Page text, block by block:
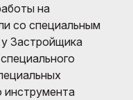
на
со специальным
Застройщика
инструмента